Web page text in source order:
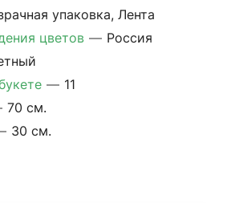
упаковка, Лента
цветов — Россия
— 11
70 см.
30 см.